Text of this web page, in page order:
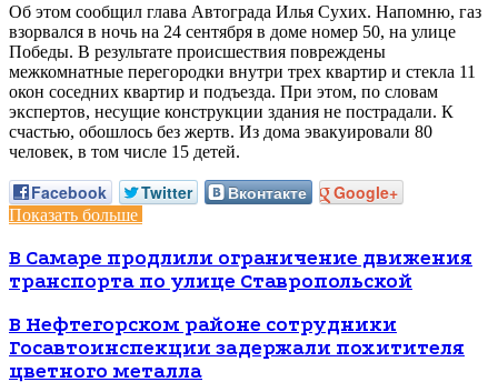
Об этом сообщил глава Автограда Илья Сухих. Напомню, газ
взорвался в ночь на 24 сентября в доме номер 50, на улице
Победы. В результате происшествия повреждены
межкомнатные перегородки внутри трех квартир и стекла 11
окон соседних квартир и подъезда. При этом, по словам
экспертов, несущие конструкции здания не пострадали. К
счастью, обошлось без жертв. Из дома эвакуировали 80
человек, в том числе 15 детей.
Facebook Twitter Вконтакте Google+
Показать больше
В Самаре продлили ограничение движения
транспорта по улице Ставропольской
В Нефтегорском районе сотрудники
Госавтоинспекции задержали похитителя
цветного металла